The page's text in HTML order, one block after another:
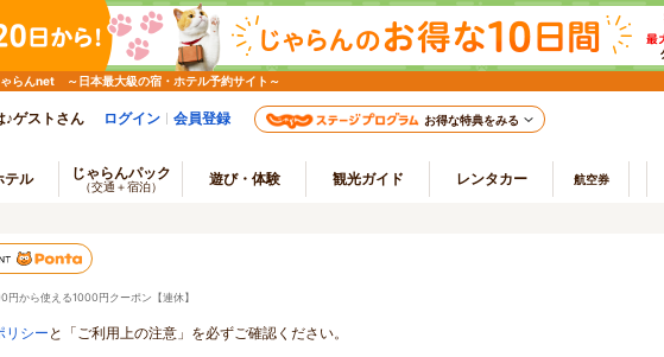
らんnet ～日本最大級の宿・ホテル予約サイト～
♪ゲストさん ログイン 会員登録 お得な特典をみる
テル じゃらんパック
（交通＋宿泊） 遊び・体験 観光ガイド レンタカー 航空券
から使える1000円クーポン【連休】
リシーと「ご利用上の注意」を必ずご確認ください。